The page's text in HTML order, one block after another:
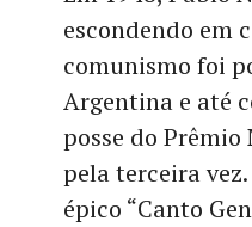
escondendo em
comunismo foi
Argentina e até
posse do Prêmio
pela terceira
épico “Canto